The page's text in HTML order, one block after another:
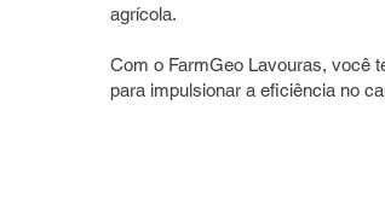
agrícola.
Com o FarmGeo Lavouras, você
para impulsionar a eficiência no